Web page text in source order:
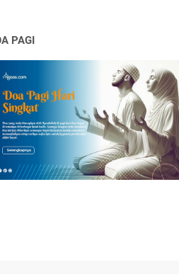
PAGI